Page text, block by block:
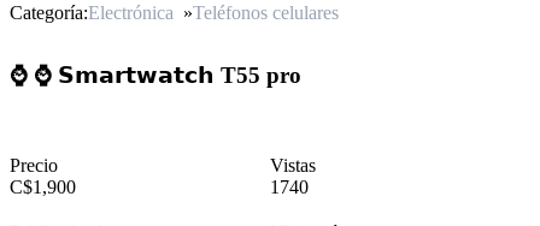
Categoría:Electrónica »Teléfonos celulares
⌚ ⌚ 𝗦𝗺𝗮𝗿𝘁𝘄𝗮𝘁𝗰𝗵 T55 pro
Precio
C$1,900
Vistas
1740